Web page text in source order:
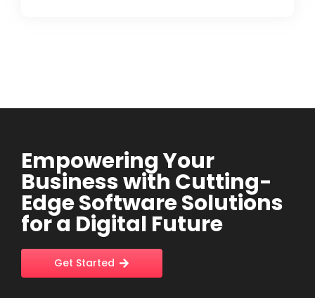
Empowering Your
Business with Cutting-
Edge Software Solutions
for a Digital Future
Get Started